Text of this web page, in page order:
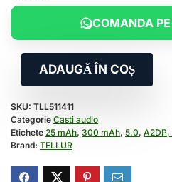
COMANDA
ADAUGĂ ÎN COȘ
SKU: TLL511411
Categorie Casti audio
Etichete 25 mAh, 300 mAh, 5.0, A2DP,
Brand: TELLUR